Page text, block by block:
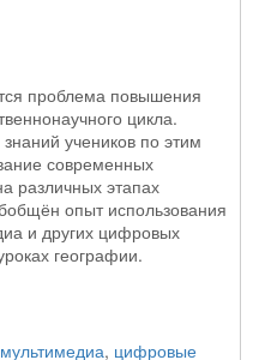
проблема повышения
цикла.
учеников по этим
современных
различных этапах
опыт использования
и других цифровых
географии.
мультимедиа, цифровые